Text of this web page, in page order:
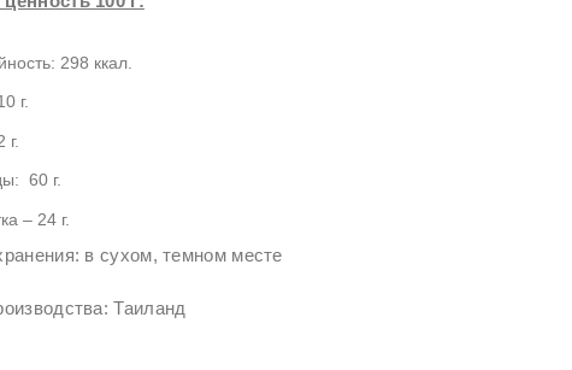
298 ккал.
г.
60 г.
– 24 г.
в сухом, темном месте
Таиланд